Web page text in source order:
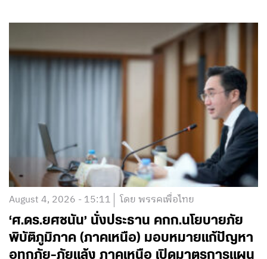
August 4, 2026 - 15:11 โดย พรรคเพื่อไทย
‘ศ.ดร.ยศชนัน’ นั่งประธาน คกก.นโยบายภัย
พิบัติภูมิภาค (ภาคเหนือ) มอบหมายแก้ปัญหา
อุทกภัย-ภัยแล้ง ภาคเหนือ เปิดมาตรการแผน